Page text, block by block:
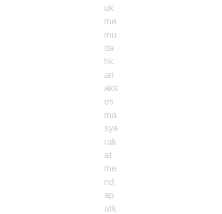
uk
me
mu
da
hk
an
aks
es
ma
sya
rak
at
me
nd
ap
atk